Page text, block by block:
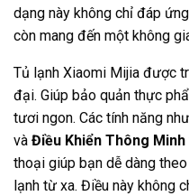
dạng này không chỉ đáp
còn mang đến một không
Tủ lạnh Xiaomi Mijia được
đại. Giúp bảo quản thực
tươi ngon. Các tính năng như
và Điều Khiển Thông Minh
thoại giúp bạn dễ dàng
lạnh từ xa. Điều này không